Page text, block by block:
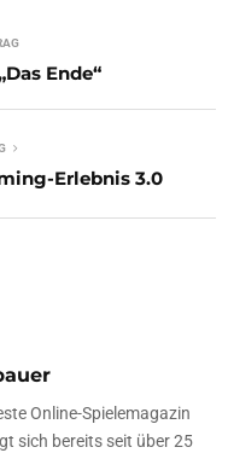
Ende“
Erlebnis 3.0
Online-Spielemagazin
sich bereits seit über 25